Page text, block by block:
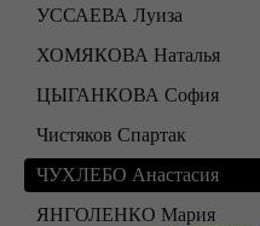
УССАЕВА Луиза
ХОМЯКОВА Наталья
ЦЫГАНКОВА София
Чистяков Спартак
ЧУХЛЕБО Анастасия
ЯНГОЛЕНКО Мария